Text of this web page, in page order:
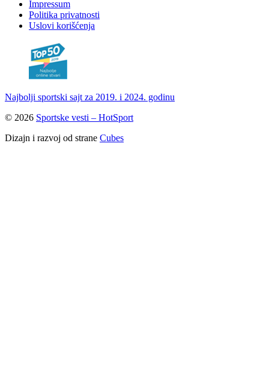
Impressum
Politika privatnosti
Uslovi korišćenja
Najbolji sportski sajt za 2019. i 2024. godinu
© 2026 Sportske vesti – HotSport
Dizajn i razvoj od strane Cubes